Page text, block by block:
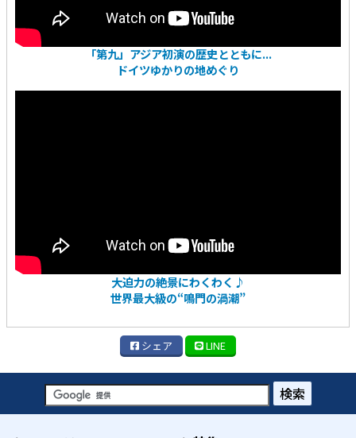
「第九」アジア初演の歴史とともに...
ドイツゆかりの地めぐり
大迫力の絶景にわくわく♪
世界最大級の“鳴門の渦潮”
シェア LINE
検索